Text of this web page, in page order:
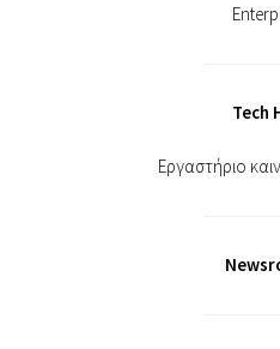
Tech
Εργαστήριο